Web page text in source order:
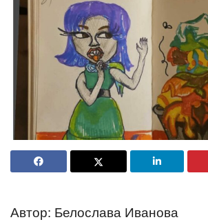
Автор: Белослава Иванова